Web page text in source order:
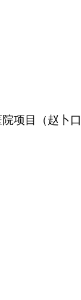
项目（赵卜